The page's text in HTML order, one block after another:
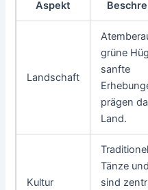
Aspekt
Landschaft
grüne
sanfte
prägen
Land.
Kultur
Tänze
sind